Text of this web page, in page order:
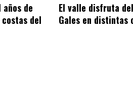
de
del
El valle disfruta
Gales en distintas